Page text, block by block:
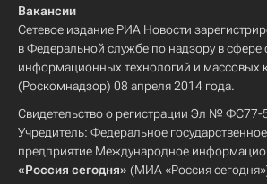
Вакансии
Сетевое издание РИА Новости
в Федеральной службе по надзору в сфере
информационных технологий и массовых
(Роскомнадзор) 08 апреля 2014 года.
Свидетельство о регистрации Эл № ФС77-
Учредитель: Федеральное
предприятие Международное
«Россия сегодня» (МИА «Россия